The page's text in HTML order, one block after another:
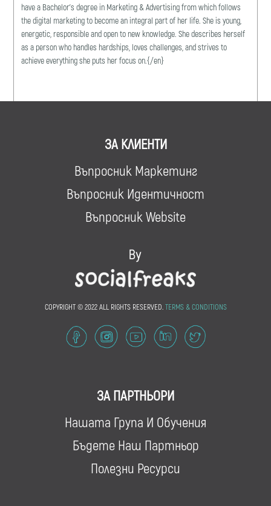
have a Bachelor's degree in Marketing & Advertising from which follows
the digital marketing to become an integral part of her life. She is young,
energetic, responsible and open to new knowledge. She describes herself
as a person who handles hardships, loves challenges, and strives to
achieve everything she puts her focus on.{/en}
ЗА КЛИЕНТИ
Въпросник Маркетинг
Въпросник Идентичност
Въпросник Website
COPYRIGHT © 2022 ALL RIGHTS RESERVED. TERMS & CONDITIONS
ЗА ПАРТНЬОРИ
Нашата Група И Обучения
Бъдете Наш Партньор
Полезни Ресурси